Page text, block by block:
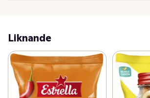
Liknande